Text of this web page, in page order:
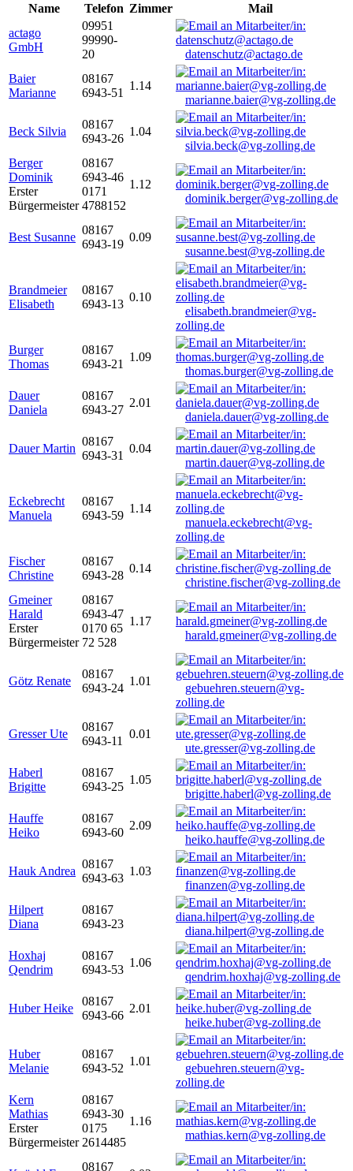
Name
Telefon Zimmer
Mail
actago
GmbH
09951
99990-
20
datenschutz@actago.de
Baier
Marianne
08167
6943-51
1.14
marianne.baier@vg-zolling.de
Beck Silvia
08167
6943-26
1.04
silvia.beck@vg-zolling.de
Berger
Dominik
Erster
Bürgermeister
08167
6943-46
0171
4788152
1.12
dominik.berger@vg-zolling.de
Best Susanne
08167
6943-19
0.09
susanne.best@vg-zolling.de
Brandmeier
Elisabeth
08167
6943-13
0.10
elisabeth.brandmeier@vg-
zolling.de
Burger
Thomas
08167
6943-21
1.09
thomas.burger@vg-zolling.de
Dauer
Daniela
08167
6943-27
2.01
daniela.dauer@vg-zolling.de
Dauer Martin
08167
6943-31
0.04
martin.dauer@vg-zolling.de
Eckebrecht
Manuela
08167
6943-59
1.14
manuela.eckebrecht@vg-
zolling.de
Fischer
Christine
08167
6943-28
0.14
christine.fischer@vg-zolling.de
Gmeiner
Harald
Erster
Bürgermeister
08167
6943-47
0170 65
72 528
1.17
harald.gmeiner@vg-zolling.de
Götz Renate
08167
6943-24
1.01
gebuehren.steuern@vg-
zolling.de
Gresser Ute
08167
6943-11
0.01
ute.gresser@vg-zolling.de
Haberl
Brigitte
08167
6943-25
1.05
brigitte.haberl@vg-zolling.de
Hauffe
Heiko
08167
6943-60
2.09
heiko.hauffe@vg-zolling.de
Hauk Andrea
08167
6943-63
1.03
finanzen@vg-zolling.de
Hilpert
Diana
08167
6943-23
diana.hilpert@vg-zolling.de
Hoxhaj
Qendrim
08167
6943-53
1.06
qendrim.hoxhaj@vg-zolling.de
Huber Heike
08167
6943-66
2.01
heike.huber@vg-zolling.de
Huber
Melanie
08167
6943-52
1.01
gebuehren.steuern@vg-
zolling.de
Kern
Mathias
Erster
Bürgermeister
08167
6943-30
0175
2614485
1.16
mathias.kern@vg-zolling.de
08167